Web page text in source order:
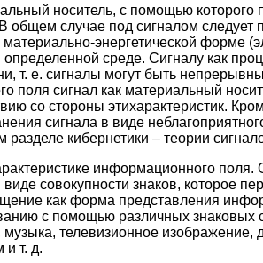
носитель, с помощью которого
общем случае под сигналом следует
энергетической форме
среде. Сигналу как
т. е. сигналы могут быть
поля сигнал как материальный
со стороны этихарактеристик.
сигнала в виде
разделе кибернетики – теории
информационного
совокупности знаков, которое
как форма представления
с помощью различных
телевизионное
и т. д.